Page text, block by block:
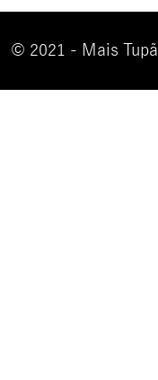
© 2021 - Mais Tupã